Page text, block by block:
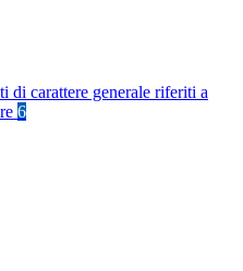
di carattere generale riferiti a
6